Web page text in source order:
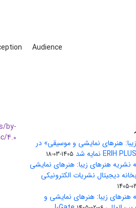
Audience
هنرهای نمایشی و موسیقی» در
1405-03-18
نشریه هنرهای زیبا: هنرهای نمایشی
دیجیتال نشریات الکترونیکی
1405-
هنرهای زیبا: هنرهای نمایشی و
by-
4.0/